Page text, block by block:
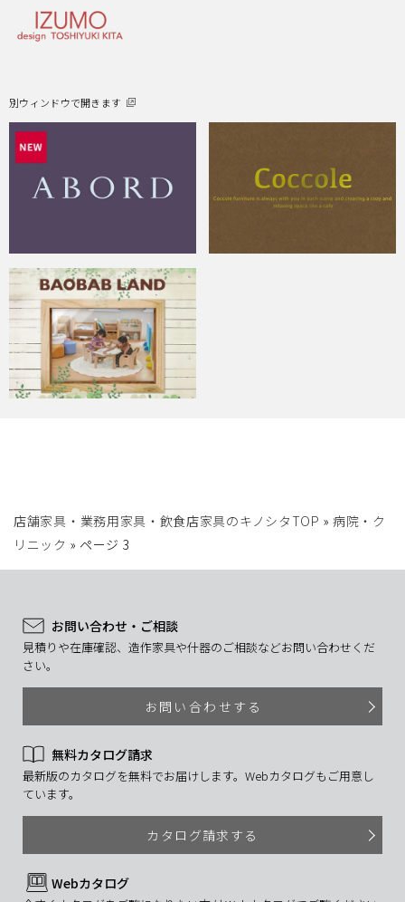
別ウィンドウで開きます
店舗家具・業務用家具・飲食店家具のキノシタTOP » 病院・ク
リニック » ページ 3
お問い合わせ・ご相談
見積りや在庫確認、造作家具や什器のご相談などお問い合わせくだ
さい。
お問い合わせする
無料カタログ請求
最新版のカタログを無料でお届けします。Webカタログもご用意し
ています。
カタログ請求する
Webカタログ